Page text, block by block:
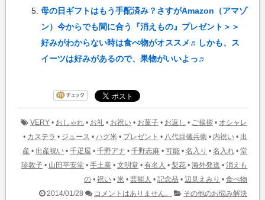
母の日ギフトはもう手配済み？さすがAmazon（アマゾ
ン）今からでも間に合う『消えもの』プレゼント＞＞
好みがわからない時は食べ物がオススメ♬しかも、ス
イーツは好みがあるので、果物がいいよっ♬
VERY • おしゃれ • お礼 • お祝い • お菓子 • お返し • ご挨拶 • オシャレ
• カステラ • ジュース • ハグ米 • プレゼント • 八代目儀兵衛 • 内祝い • 出
産 • 出産祝い • 千疋屋 • 千野アナ • 千野志麻 • 可能 • 名入り • 名入れ • 堂
珍敦子 • 山田平安堂 • 手土産 • 文明堂 • 有名人 • 梨花 • 海外発送 • 消えも
の • 祝い • 米 • 芸能人 • 記念品 • 辺見えみり • 食べ物
2014/01/28
コメントはありません。 その他のお悩み解決